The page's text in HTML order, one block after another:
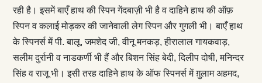
रही है। इसमें बाएँ हाथ की स्पिन गेंदबाज़ी भी है व दाहिने हाथ की ऑफ़
स्पिन व कलाई मोड़कर की जानेवाली लेग स्पिन और गुगली भी। बाएँ हाथ
के स्पिनर्स में पी. बालू, जमशेद जी, वीनू मनकड़, हीरालाल गायकवाड़,
सलीम दुर्रानी व नाडकर्णी भी हैं और बिशन सिंह बेदी, दिलीप दोषी, मनिन्दर
सिंह व राजू भी। इसी तरह दाहिने हाथ के ऑफ स्पिनर्स में ग़ुलाम अहमद,